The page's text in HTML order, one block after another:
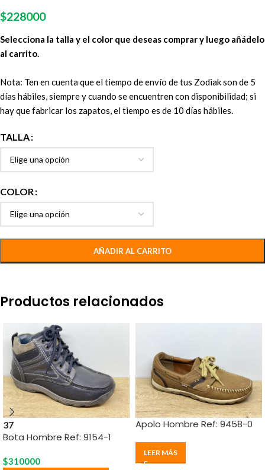
$228000
Selecciona la talla y el color que deseas comprar y luego añádelo
al carrito.
Nota: Ten en cuenta que el tiempo de envío de tus Zodiak son de 5
días hábiles, siempre y cuando se encuentren con disponibilidad; si
hay que fabricar los zapatos, el tiempo es de 10 días hábiles.
TALLA
COLOR
AÑADIR AL CARRITO
Productos relacionados
37
Bota Hombre Ref: 9154-1
$310000
Apolo Hombre Ref: 9458-0
LEER MÁS